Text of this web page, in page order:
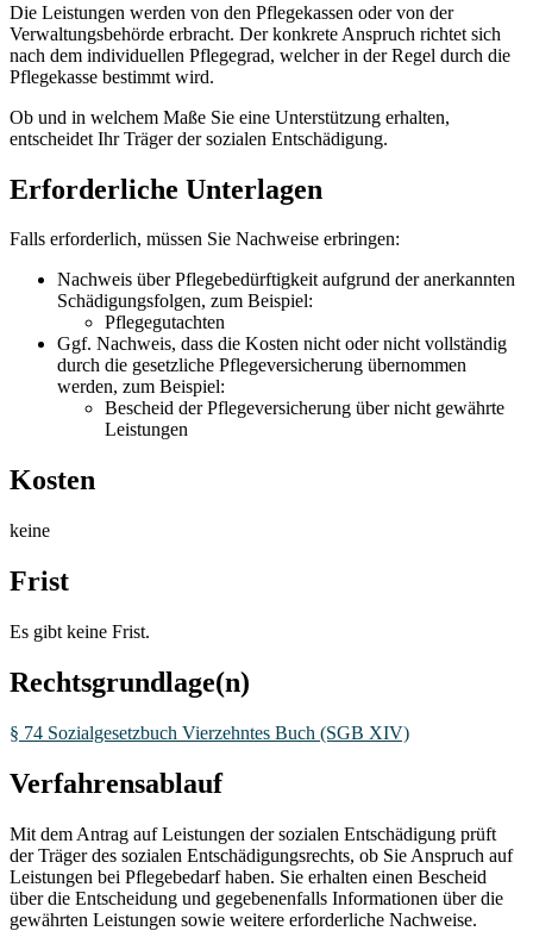
Die Leistungen werden von den Pflegekassen oder von der
Verwaltungsbehörde erbracht. Der konkrete Anspruch richtet sich
nach dem individuellen Pflegegrad, welcher in der Regel durch die
Pflegekasse bestimmt wird.
Ob und in welchem Maße Sie eine Unterstützung erhalten,
entscheidet Ihr Träger der sozialen Entschädigung.
Erforderliche Unterlagen
Falls erforderlich, müssen Sie Nachweise erbringen:
Nachweis über Pflegebedürftigkeit aufgrund der anerkannten
Schädigungsfolgen, zum Beispiel:
Pflegegutachten
Ggf. Nachweis, dass die Kosten nicht oder nicht vollständig
durch die gesetzliche Pflegeversicherung übernommen
werden, zum Beispiel:
Bescheid der Pflegeversicherung über nicht gewährte
Leistungen
Kosten
keine
Frist
Es gibt keine Frist.
Rechtsgrundlage(n)
§ 74 Sozialgesetzbuch Vierzehntes Buch (SGB XIV)
Verfahrensablauf
Mit dem Antrag auf Leistungen der sozialen Entschädigung prüft
der Träger des sozialen Entschädigungsrechts, ob Sie Anspruch auf
Leistungen bei Pflegebedarf haben. Sie erhalten einen Bescheid
über die Entscheidung und gegebenenfalls Informationen über die
gewährten Leistungen sowie weitere erforderliche Nachweise.